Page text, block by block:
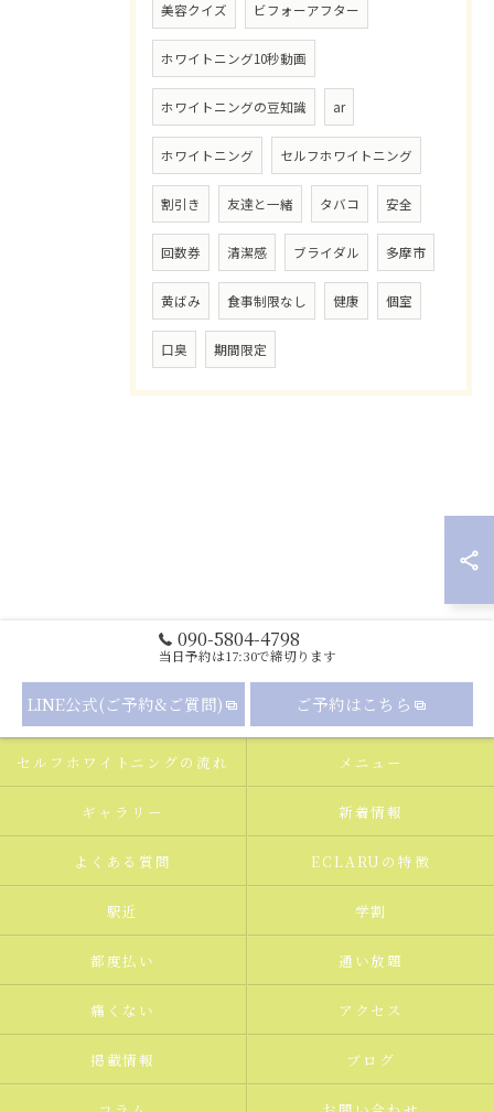
美容クイズ ビフォーアフター
ホワイトニング10秒動画
ホワイトニングの豆知識 ar
ホワイトニング セルフホワイトニング
割引き 友達と一緒 タバコ 安全
回数券 清潔感 ブライダル 多摩市
黄ばみ 食事制限なし 健康 個室
口臭 期間限定
090-5804-4798
当日予約は17:30で締切ります
LINE公式(ご予約&ご質問) ご予約はこちら
セルフホワイトニングの流れ メニュー
ギャラリー 新着情報
よくある質問 ECLARUの特徴
駅近 学割
都度払い 通い放題
痛くない アクセス
掲載情報 ブログ